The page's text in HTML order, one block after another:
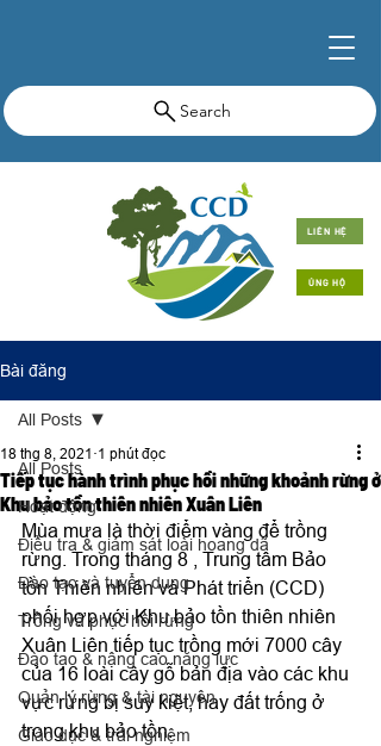
Search
LIÊN HỆ
ỦNG HỘ
Bài đăng
All Posts
Hoạt động
Điều tra & giám sát loài hoang dã
Đào tạo và tuyển dụng
Trồng và phục hồi rừng
Đào tạo & nâng cao năng lực
Quản lý rừng & tài nguyên
Giáo dục & trải nghiệm
All Posts
Tiếp tục hành trình phục hồi những khoảnh rừng ở
Khu bảo tồn thiên nhiên Xuân Liên
18 thg 8, 2021 1 phút đọc
Mùa mưa là thời điểm vàng để trồng
rừng. Trong tháng 8 , Trung tâm Bảo
tồn Thiên nhiên và Phát triển (CCD)
phối hợp với Khu bảo tồn thiên nhiên
Xuân Liên tiếp tục trồng mới 7000 cây
của 16 loài cây gỗ bản địa vào các khu
vực rừng bị suy kiệt, hay đất trống ở
trong khu bảo tồn.